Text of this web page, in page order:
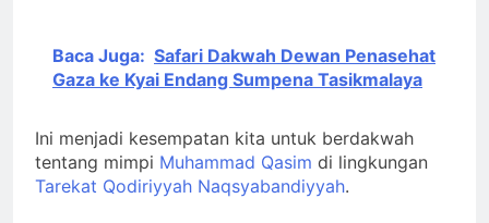
Baca Juga: Safari Dakwah Dewan Penasehat
Gaza ke Kyai Endang Sumpena Tasikmalaya
Ini menjadi kesempatan kita untuk berdakwah
tentang mimpi Muhammad Qasim di lingkungan
Tarekat Qodiriyyah Naqsyabandiyyah.